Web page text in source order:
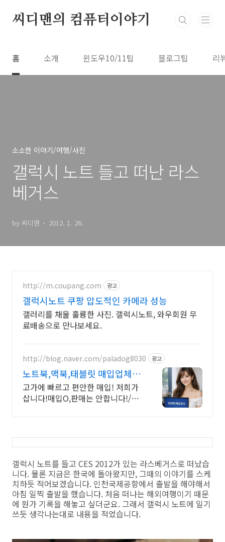
씨디맨의 컴퓨터이야기
홈 소개 윈도우10/11팁 블로그팁 리
소소한 이야기/여행/사진
갤럭시 노트 들고 떠난 라스
베거스
by 씨디맨 2012. 1. 26.
http://m.coupang.com 광고
갤럭시노트 쿠팡 압도적인 카메라 성능
갤러리를 채울 훌륭한 사진. 갤럭시노트, 와우회원 무
료배송으로 만나보세요.
http://blog.naver.com/paladog8030 광고
노트북,맥북,태블릿 매입업체
고가 매입 회사
고가에 빠르고 편안한 매입! 저희가
삽니다!매입O,판매는 안합니다!/17
갤럭시 노트를 들고 CES 2012가 있는 라스베거스로 떠났습
니다. 물론 지금은 한국에 돌아왔지만, 그때의 이야기를 스케
치하듯 적어보겠습니다. 인천국제공항에서 출발을 해야해서
아침 일찍 출발을 했습니다. 처음 떠나는 해외여행이기 때문
에 뭔가 기록을 해놓고 싶더군요. 그래서 갤럭시 노트에 일기
쓰듯 생각나는대로 내용을 적었습니다.